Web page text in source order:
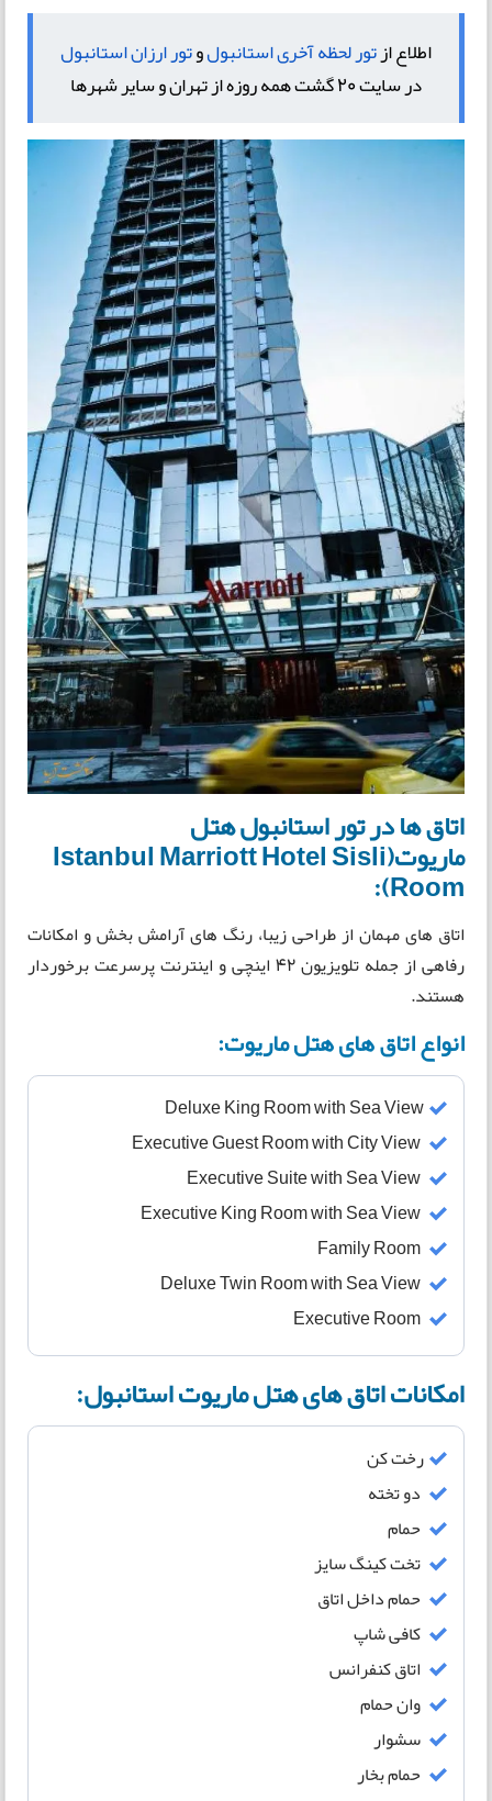
اطلاع ازتور لحظه آخری استانبولوتور ارزان استانبول
در سایت 20 گشت همه روزه از تهران و سایر شهرها
اتاق ها در تور استانبول هتل
ماریوت(Istanbul Marriott Hotel Sisli
Room):
اتاق های مهمان از طراحی زیبا، رنگ های آرامش بخش و امکانات
رفاهی از جمله تلویزیون 42 اینچی و اینترنت پرسرعت برخوردار
هستند.
انواع اتاق های هتل ماریوت:
Deluxe King Room with Sea View
Executive Guest Room with City View
Executive Suite with Sea View
Executive King Room with Sea View
Family Room
Deluxe Twin Room with Sea View
Executive Room
امکانات اتاق های هتل ماریوت استانبول:
رخت کن
دو تخته
حمام
تخت کینگ سایز
حمام داخل اتاق
کافی شاپ
اتاق کنفرانس
وان حمام
سشوار
حمام بخار